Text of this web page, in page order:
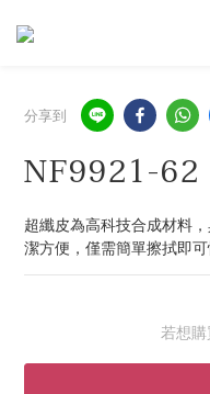
分享到
NF9921-62
超纖皮為高科技合成材料
潔方便，僅需簡單擦拭即
若想購